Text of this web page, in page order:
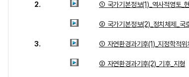
2. ① 국가기본정보(1)_역사적영토_
② 국가기본정보(2)_정치체제_국
3. ① 자연환경과기후(1)_지정학적위
② 자연환경과기후(2)_기후_지형